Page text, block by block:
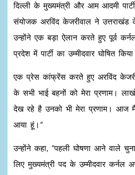
दिल्ली के मुख्यमंत्री और आम आदमी
संयोजक अरविंद केजरीवाल ने
उन्होंने एक बड़ा ऐलान करते हुए पूर्व
प्रदेश में पार्टी का उम्मीदवार घोषित
एक प्रेस कांफ्रेंस करते हुए अरविंद
के सभी भाई बहनों को मेरा प्रणाम।
देख रहे है उनको भी मेरा प्रणाम। आज
आया हूं।”
उन्होंने कहा, ”पहली घोषणा आने वाले
लिए मुख्यमंत्री पद के उम्मीदवार कर्नल